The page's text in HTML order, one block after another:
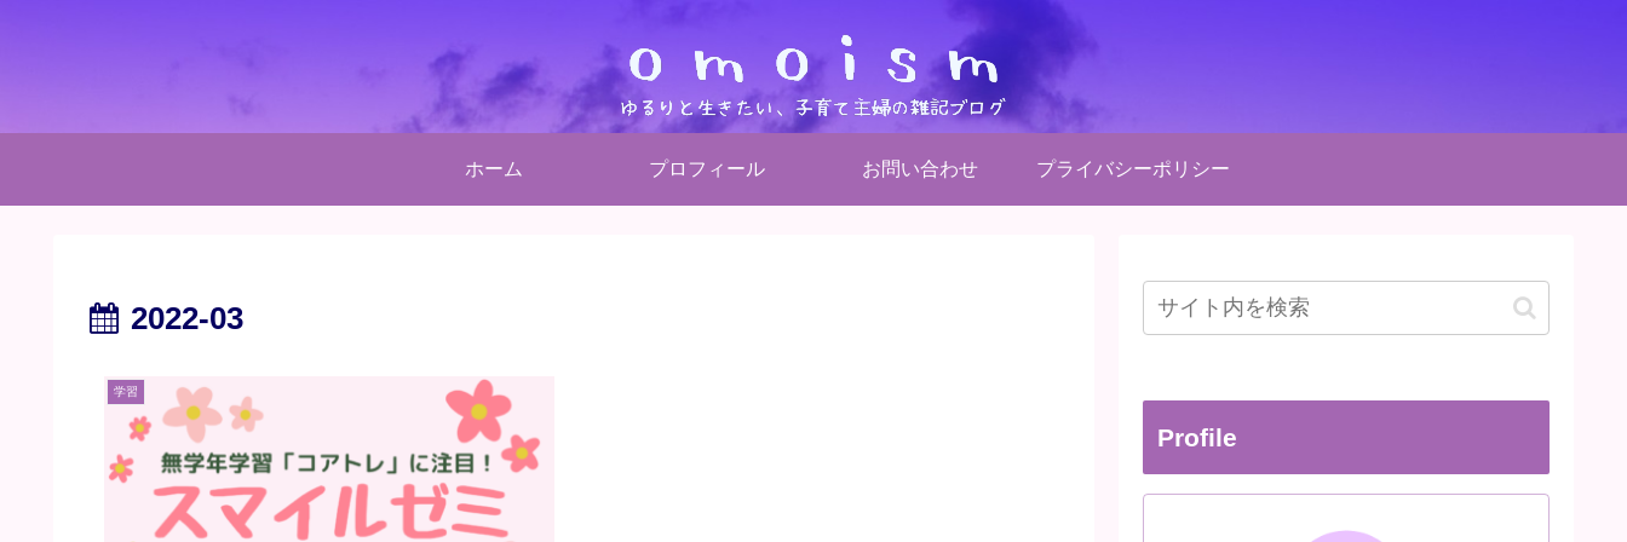
ホーム プロフィール お問い合わせ プライバシーポリシー
2022-03
学習
Profile